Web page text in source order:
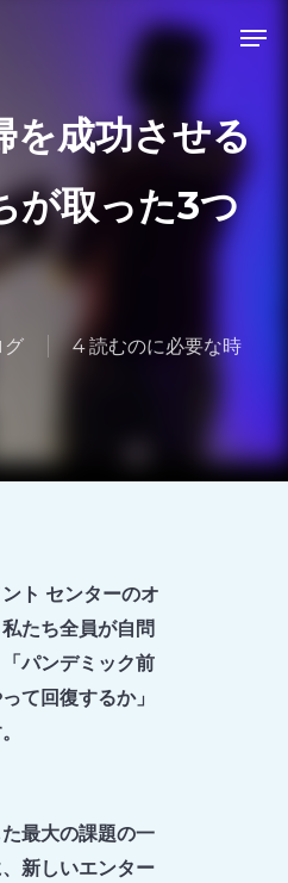
メニュー
を成功させる
が取った3つ
グ
4 読むのに必要な時
ト センターのオ
たち全員が自問
パンデミック前
て回復するか」
最大の課題の一
新しいエンター